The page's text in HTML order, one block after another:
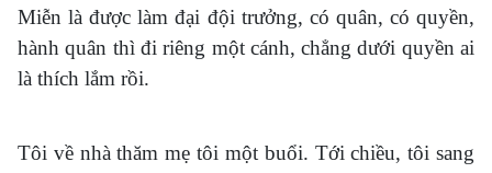
Miễn là được làm đại đội trưởng, có quân, có quyền,
hành quân thì đi riêng một cánh, chẳng dưới quyền ai
là thích lắm rồi.
Tôi về nhà thăm mẹ tôi một buổi. Tới chiều, tôi sang